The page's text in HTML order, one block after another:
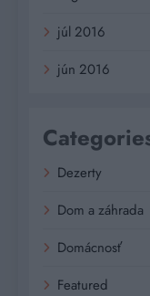
júl 2016
jún 2016
Dezerty
Dom a záhrada
Domácnosť
Featured